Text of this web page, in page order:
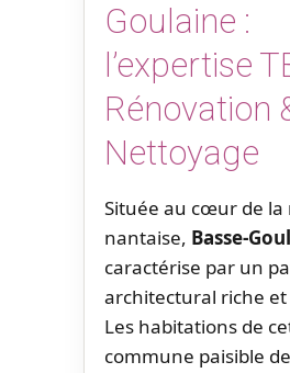
Goulaine :
l’expertise
Rénovation
Nettoyage
Située au cœur de la
nantaise, Basse-
caractérise par un
architectural riche
Les habitations de
commune paisible